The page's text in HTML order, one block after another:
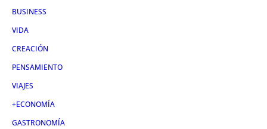
BUSINESS
VIDA
CREACIÓN
PENSAMIENTO
VIAJES
+ECONOMÍA
GASTRONOMÍA